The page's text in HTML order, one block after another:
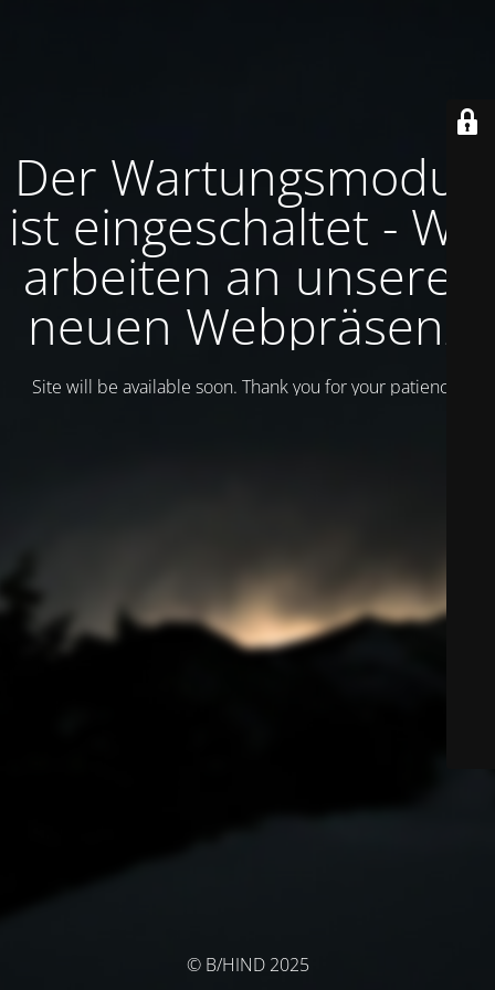
Der Wartungsmodus
ist eingeschaltet - Wir
arbeiten an unserer
neuen Webpräsenz
Site will be available soon. Thank you for your patience!
© B/HIND 2025